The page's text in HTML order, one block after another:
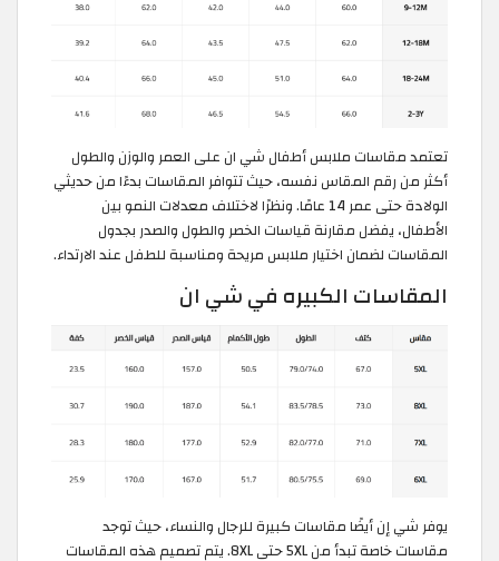
تعتمد مقاسات ملابس أطفال شي ان على العمر والوزن والطول
أكثر من رقم المقاس نفسه، حيث تتوافر المقاسات بدءًا من حديثي
الولادة حتى عمر 14 عامًا. ونظرًا لاختلاف معدلات النمو بين
الأطفال، يفضل مقارنة قياسات الخصر والطول والصدر بجدول
المقاسات لضمان اختيار ملابس مريحة ومناسبة للطفل عند الارتداء.
المقاسات الكبيره في شي ان
يوفر شي إن أيضًا مقاسات كبيرة للرجال والنساء، حيث توجد
مقاسات خاصة تبدأ من 5XL حتى 8XL. يتم تصميم هذه المقاسات